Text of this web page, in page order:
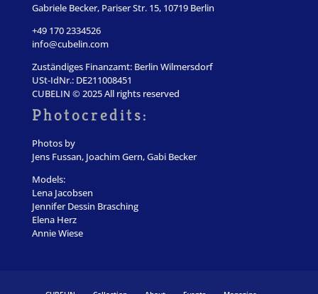
Gabriele Becker, Pariser Str. 15, 10719 Berlin
+49 170 2334526
info@cubelin.com
Zuständiges Finanzamt: Berlin Wilmersdorf
USt-IdNr.: DE211008451
CUBELIN © 2025 All rights reserved
Photocredits:
Photos by
Jens Fussan, Joachim Gern, Gabi Becker
Models:
Lena Jacobsen
Jennifer Dessin Brasching
Elena Herz
Annie Wiese